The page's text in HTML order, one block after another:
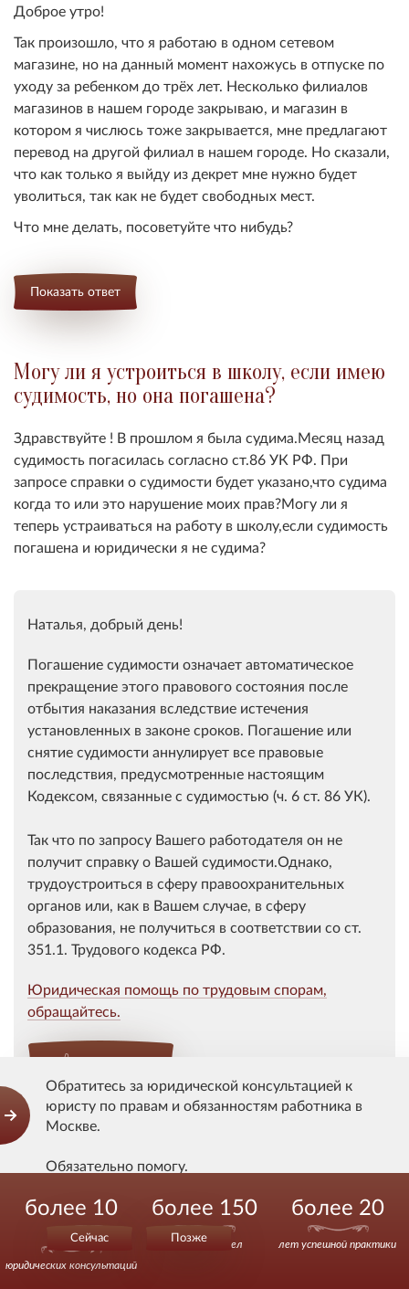
Доброе утро!
Так произошло, что я работаю в одном сетевом
магазине, но на данный момент нахожусь в отпуске по
уходу за ребенком до трёх лет. Несколько филиалов
магазинов в нашем городе закрываю, и магазин в
котором я числюсь тоже закрывается, мне предлагают
перевод на другой филиал в нашем городе. Но сказали,
что как только я выйду из декрет мне нужно будет
уволиться, так как не будет свободных мест.
Что мне делать, посоветуйте что нибудь?
Показать ответ
Могу ли я устроиться в школу, если имею
судимость, но она погашена?
Здравствуйте ! В прошлом я была судима.Месяц назад
судимость погасилась согласно ст.86 УК РФ. При
запросе справки о судимости будет указано,что судима
когда то или это нарушение моих прав?Могу ли я
теперь устраиваться на работу в школу,если судимость
погашена и юридически я не судима?
Наталья, добрый день!
Погашение судимости означает автоматическое
прекращение этого правового состояния после
отбытия наказания вследствие истечения
установленных в законе сроков. Погашение или
снятие судимости аннулирует все правовые
последствия, предусмотренные настоящим
Кодексом, связанные с судимостью (ч. 6 ст. 86 УК).
Так что по запросу Вашего работодателя он не
получит справку о Вашей судимости.Однако,
трудоустроиться в сферу правоохранительных
органов или, как в Вашем случае, в сферу
образования, не получиться в соответствии со ст.
351.1. Трудового кодекса РФ.
Юридическая помощь по трудовым спорам,
обращайтесь.
Спасибо!
Спасибо сказали 57 человек
Оставить комментарий
Обратитесь за юридической консультацией к
юристу по правам и обязанностям работника в
Москве.
Обязательно помогу.
Действуйте уверенно.
Сейчас Позже
более 10
000
юридических консультаций
более 150
выигранных дел
более 20
лет успешной практики